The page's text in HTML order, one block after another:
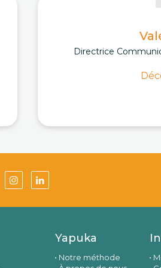
Directrice
Yapuka
Notre méthode